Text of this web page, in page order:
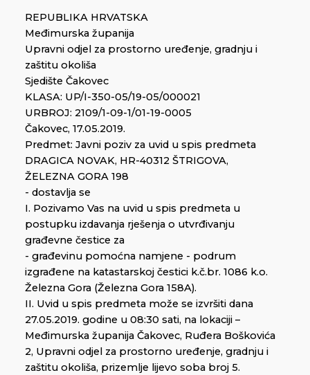
REPUBLIKA HRVATSKA
Međimurska županija
Upravni odjel za prostorno uređenje, gradnju i
zaštitu okoliša
Sjedište Čakovec
KLASA: UP/I-350-05/19-05/000021
URBROJ: 2109/1-09-1/01-19-0005
Čakovec, 17.05.2019.
Predmet: Javni poziv za uvid u spis predmeta
DRAGICA NOVAK, HR-40312 ŠTRIGOVA,
ŽELEZNA GORA 198
- dostavlja se
I. Pozivamo Vas na uvid u spis predmeta u
postupku izdavanja rješenja o utvrđivanju
građevne čestice za
- građevinu pomoćna namjene - podrum
izgrađene na katastarskoj čestici k.č.br. 1086 k.o.
Železna Gora (Železna Gora 158A).
II. Uvid u spis predmeta može se izvršiti dana
27.05.2019. godine u 08:30 sati, na lokaciji –
Međimurska županija Čakovec, Ruđera Boškovića
2, Upravni odjel za prostorno uređenje, gradnju i
zaštitu okoliša, prizemlje lijevo soba broj 5.